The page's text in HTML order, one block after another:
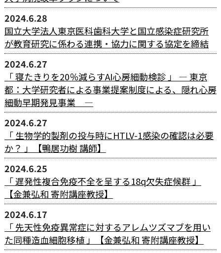
2024.6.28
国立大学法人東京医科歯科大学と国立感染症研究所
が教育研究に係わる連携・協力に関する協定を締結
2024.6.27
「 寝たきりを20％減らすAI心房細動検診 」 ― 東京
都：大学研究者による事業提案制度による、隠れ心房
細動早期発見事業 ―
2024.6.27
「 生物学的製剤の投与時にHTLV-1感染の確認は必要
か？ 」【鴨居功樹 講師】
2024.6.25
「 遅発性複合免疫不全を呈する18q欠失症候群 」
【金兼弘和 寄附講座教授】
2024.6.17
「 先天性免疫異常症に対するアレムツズマブを用い
た同種造血細胞移植 」【金兼弘和 寄附講座教授】